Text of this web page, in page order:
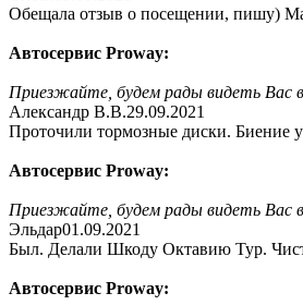
Обещала отзыв о посещении, пишу)
Автосервис Proway:
Приезжайте, будем рады видеть Вас
Александр В.В.29.09.2021
Проточили тормозные диски. Биение
Автосервис Proway:
Приезжайте, будем рады видеть Вас
Эльдар01.09.2021
Был. Делали Шкоду Октавию Тур.
Автосервис Proway: